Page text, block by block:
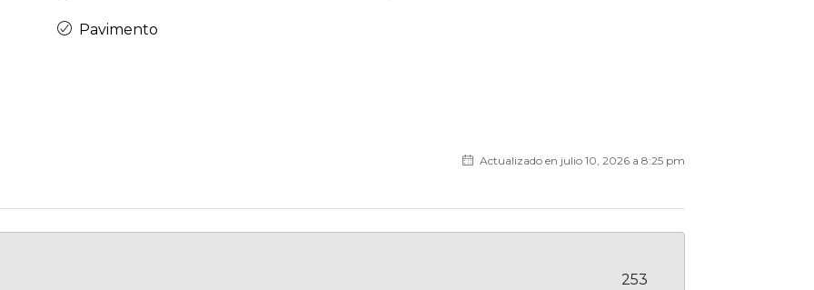
Pavimento
Actualizado en julio 10, 2026 a 8:25 pm
253